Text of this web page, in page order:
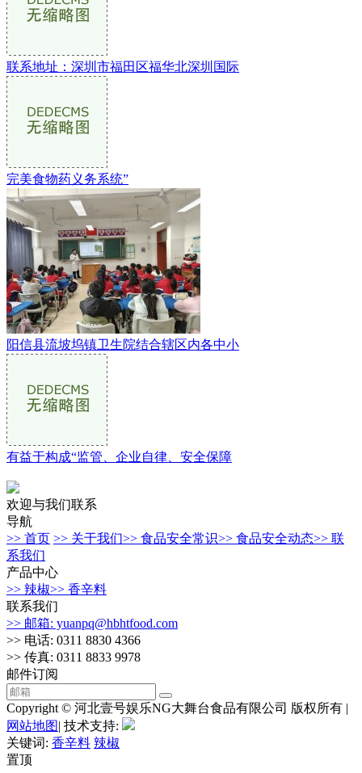
联系地址：深圳市福田区福华北深圳国际
完美食物药义务系统”
阳信县流坡坞镇卫生院结合辖区内各中小
有益于构成“监管、企业自律、安全保障
欢迎与我们联系
导航
>> 首页 >> 关于我们>> 食品安全常识>> 食品安全动态>> 联
系我们
产品中心
>> 辣椒>> 香辛料
联系我们
>> 邮箱: yuanpq@hbhtfood.com
>> 电话: 0311 8830 4366
>> 传真: 0311 8833 9978
邮件订阅
Copyright © 河北壹号娱乐NG大舞台食品有限公司 版权所有 |
网站地图| 技术支持:
关键词: 香辛料 辣椒
置顶